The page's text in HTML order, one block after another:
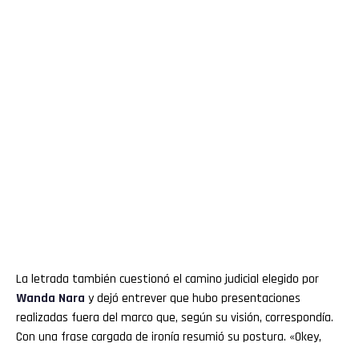
La letrada también cuestionó el camino judicial elegido por
Wanda Nara y dejó entrever que hubo presentaciones
realizadas fuera del marco que, según su visión, correspondía.
Con una frase cargada de ironía resumió su postura. «Okey,